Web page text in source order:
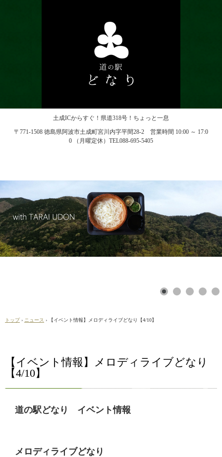
土成ICからすぐ！県道318号！ちょっと一息
〒771-1508 徳島県阿波市土成町宮川内字平間28-2 営業時間 10:00 ～ 17:0
0 （月曜定休）TEL088-695-5405
トップ › ニュース › 【イベント情報】メロディライブどなり【4/10】
【イベント情報】メロディライブどなり
【4/10】
道の駅どなり イベント情報
メロディライブどなり